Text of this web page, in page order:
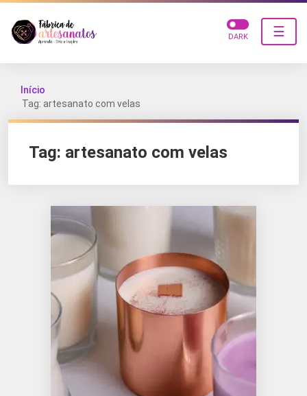
☰
DARK
Início
Tag: artesanato com velas
Tag: artesanato com velas